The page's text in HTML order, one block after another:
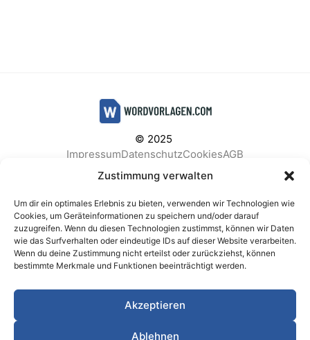
Zustimmung verwalten
Um dir ein optimales Erlebnis zu bieten, verwenden wir Technologien wie
Cookies, um Geräteinformationen zu speichern und/oder darauf
zuzugreifen. Wenn du diesen Technologien zustimmst, können wir Daten
wie das Surfverhalten oder eindeutige IDs auf dieser Website verarbeiten.
Wenn du deine Zustimmung nicht erteilst oder zurückziehst, können
bestimmte Merkmale und Funktionen beeinträchtigt werden.
Akzeptieren
Ablehnen
© 2025
ImpressumDatenschutzCookiesAGB
Facebook
Instagram
BELIEBTE KATEGORIEN
Berichte & Analysen Business
Einkauf & Beschaffung
Gesundheit & Vorsorge